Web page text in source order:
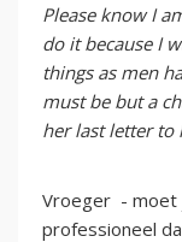
Please know I
do it because I
things as men
must be but a
her last letter to
Vroeger - moet
professioneel